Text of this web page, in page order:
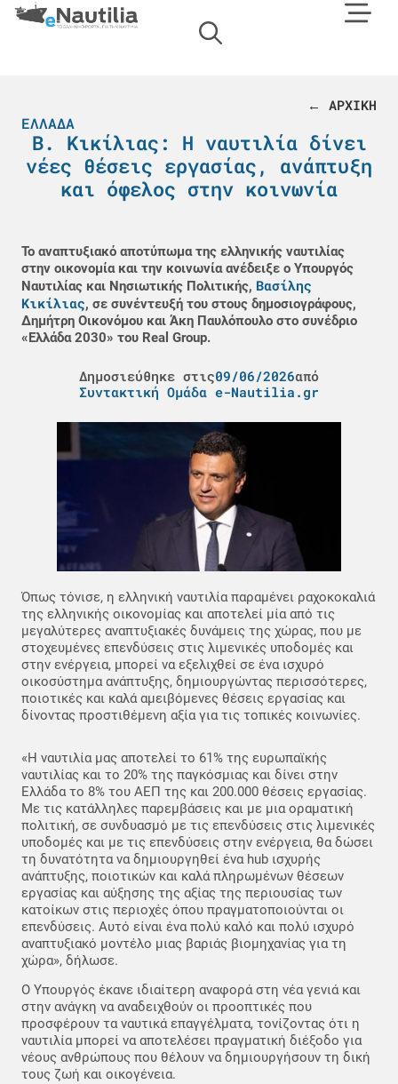
← ΑΡΧΙΚΗ
ΕΛΛΆΔΑ
Β. Κικίλιας: Η ναυτιλία δίνει
νέες θέσεις εργασίας, ανάπτυξη
και όφελος στην κοινωνία
Το αναπτυξιακό αποτύπωμα της ελληνικής ναυτιλίας
στην οικονομία και την κοινωνία ανέδειξε ο Υπουργός
Ναυτιλίας και Νησιωτικής Πολιτικής, Βασίλης
Κικίλιας, σε συνέντευξή του στους δημοσιογράφους,
Δημήτρη Οικονόμου και Άκη Παυλόπουλο στο συνέδριο
«Ελλάδα 2030» του Real Group.
Δημοσιεύθηκε στις09/06/2026από
Συντακτική Ομάδα e-Nautilia.gr
Όπως τόνισε, η ελληνική ναυτιλία παραμένει ραχοκοκαλιά
της ελληνικής οικονομίας και αποτελεί μία από τις
μεγαλύτερες αναπτυξιακές δυνάμεις της χώρας, που με
στοχευμένες επενδύσεις στις λιμενικές υποδομές και
στην ενέργεια, μπορεί να εξελιχθεί σε ένα ισχυρό
οικοσύστημα ανάπτυξης, δημιουργώντας περισσότερες,
ποιοτικές και καλά αμειβόμενες θέσεις εργασίας και
δίνοντας προστιθέμενη αξία για τις τοπικές κοινωνίες.
«Η ναυτιλία μας αποτελεί το 61% της ευρωπαϊκής
ναυτιλίας και το 20% της παγκόσμιας και δίνει στην
Ελλάδα το 8% του ΑΕΠ της και 200.000 θέσεις εργασίας.
Με τις κατάλληλες παρεμβάσεις και με μια οραματική
πολιτική, σε συνδυασμό με τις επενδύσεις στις λιμενικές
υποδομές και με τις επενδύσεις στην ενέργεια, θα δώσει
τη δυνατότητα να δημιουργηθεί ένα hub ισχυρής
ανάπτυξης, ποιοτικών και καλά πληρωμένων θέσεων
εργασίας και αύξησης της αξίας της περιουσίας των
κατοίκων στις περιοχές όπου πραγματοποιούνται οι
επενδύσεις. Αυτό είναι ένα πολύ καλό και πολύ ισχυρό
αναπτυξιακό μοντέλο μιας βαριάς βιομηχανίας για τη
χώρα», δήλωσε.
Ο Υπουργός έκανε ιδιαίτερη αναφορά στη νέα γενιά και
στην ανάγκη να αναδειχθούν οι προοπτικές που
προσφέρουν τα ναυτικά επαγγέλματα, τονίζοντας ότι η
ναυτιλία μπορεί να αποτελέσει πραγματική διέξοδο για
νέους ανθρώπους που θέλουν να δημιουργήσουν τη δική
τους ζωή και οικογένεια.